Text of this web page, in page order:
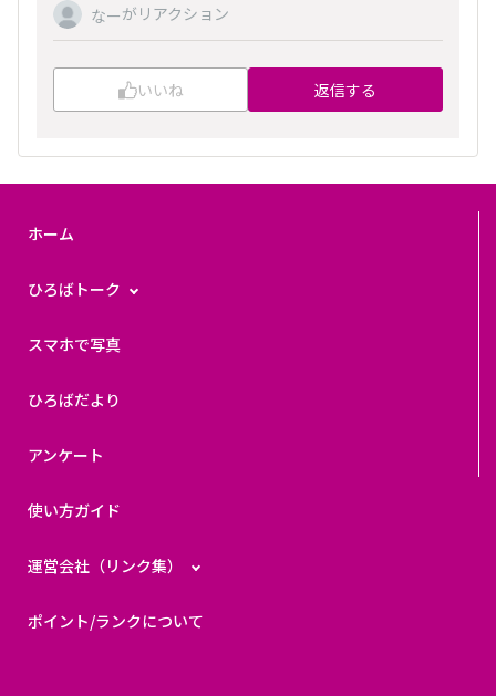
なーがリアクション
いいね 返信する
ホーム
ひろばトーク
スマホで写真
ひろばだより
アンケート
使い方ガイド
運営会社（リンク集）
ポイント/ランクについて